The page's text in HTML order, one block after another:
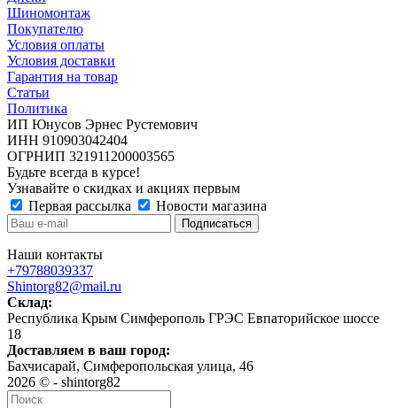
Шиномонтаж
Покупателю
Условия оплаты
Условия доставки
Гарантия на товар
Статьи
Политика
ИП Юнусов Эрнес Рустемович
ИНН 910903042404
ОГРНИП 321911200003565
Будьте всегда в курсе!
Узнавайте о скидках и акциях первым
Первая рассылка
Новости магазина
Наши контакты
+79788039337
Shintorg82@mail.ru
Склад:
Республика Крым Симферополь ГРЭС Евпаторийское шоссе
18
Доставляем в ваш город:
Бахчисарай, Симферопольская улица, 46
2026 © - shintorg82